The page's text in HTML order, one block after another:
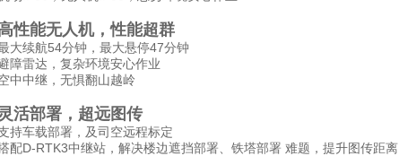
性能无人机，性能超群
大续航54分钟，最大悬停47分钟
障雷达，复杂环境安心作业
中中继，无惧翻山越岭
灵活部署，超远图传
持车载部署，及司空远程标定
配D-RTK3中继站，解决楼边遮挡部署、铁塔部署 难题，提升图传距离